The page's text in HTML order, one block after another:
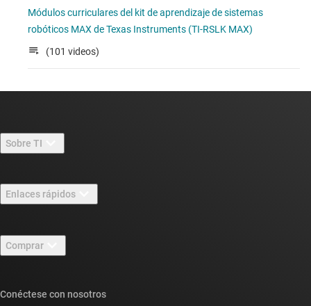
Módulos curriculares del kit de aprendizaje de sistemas
robóticos MAX de Texas Instruments (TI-RSLK MAX)
(101 videos)
Sobre TI
Carreras laborales
Sala de redacción
Eventos
Enlaces rápidos
Foros de soporte de diseño de TI E2E™
Búsqueda de referencias cruzadas
Comprar
Conéctese con nosotros